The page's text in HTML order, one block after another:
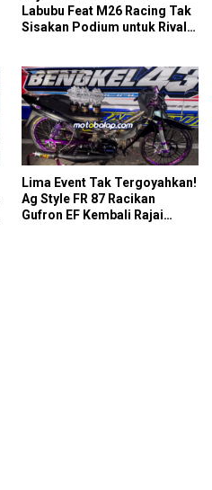
Labubu Feat M26 Racing Tak
Sisakan Podium untuk Rival
Lima Event Tak Tergoyahkan!
Ag Style FR 87 Racikan
Gufron EF Kembali Rajai